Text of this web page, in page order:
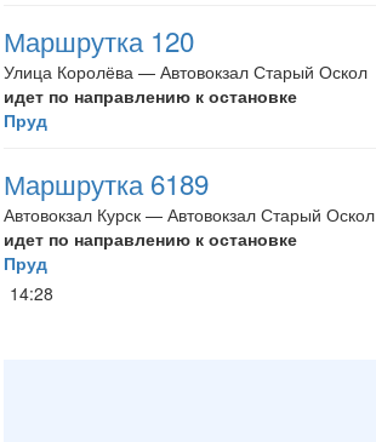
Маршрутка 120
Улица Королёва — Автовокзал Старый Оскол
идет по направлению к остановке
Пруд
Маршрутка 6189
Автовокзал Курск — Автовокзал Старый Оскол
идет по направлению к остановке
Пруд
14:28